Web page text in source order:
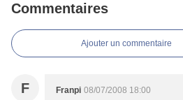
Commentaires
Ajouter un commentaire
F Franpi 08/07/2008 18:00